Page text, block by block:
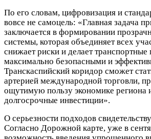
По его словам, цифровизация и
вовсе не самоцель: «Главная задача
заключается в формировании
системы, которая объединяет всех
снижает риски и делает транспортные
максимально безопасными и
Транскаспийский коридор сможет
артерией международной торговли,
ощутимую пользу экономике
долгосрочные инвестиции».
О серьезности подходов
Согласно Дорожной карте, уже в